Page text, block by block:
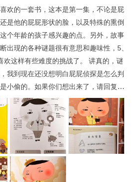
欢的一套书，这本是第一集，不论是屁
是他的屁屁形状的脸，以及特殊的熏倒
个年龄的孩子感兴趣的点。另外，故事
出现的各种谜题很有意思和趣味性，5、
样有些难度的挑战了。 讲真的，谜
我到现在还没想明白屁屁侦探是怎么判
小偷的。如果你们想出来了，请回复我